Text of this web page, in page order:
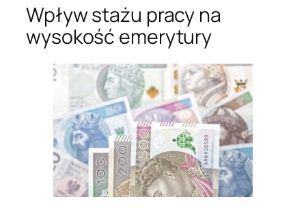
Wpływ stażu pracy na
wysokość emerytury